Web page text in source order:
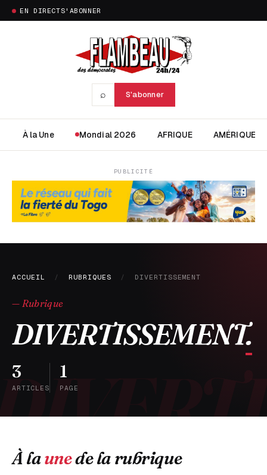
EN DIRECTS'ABONNER
⌕ S'abonner
À la Une Mondial 2026 AFRIQUE AMÉRIQUE
PUBLICITÉ
ACCUEIL / RUBRIQUES / DIVERTISSEMENT
— Rubrique
DIVERTISSEMENT.
3
ARTICLES
1
PAGE
À launede la rubrique